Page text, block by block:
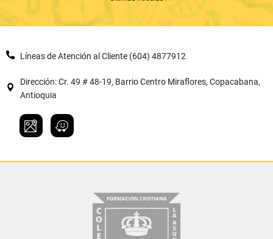
Líneas de Atención al Cliente (604) 4877912
Dirección: Cr. 49 # 48-19, Barrio Centro Miraflores, Copacabana,
Antioquia